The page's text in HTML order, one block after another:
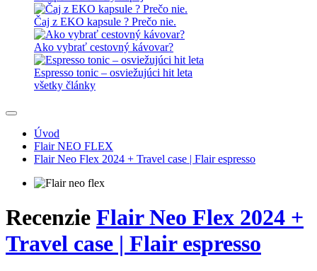
Čaj z EKO kapsule ? Prečo nie.
Ako vybrať cestovný kávovar?
Espresso tonic – osviežujúci hit leta
všetky články
Úvod
Flair NEO FLEX
Flair Neo Flex 2024 + Travel case | Flair espresso
Recenzie Flair Neo Flex 2024 +
Travel case | Flair espresso